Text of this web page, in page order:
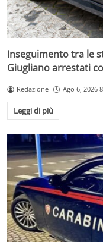
Inseguimento tra le
Giugliano arrestati
Redazione Ago 6, 2026
Leggi di più